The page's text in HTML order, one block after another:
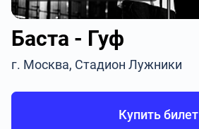
Баста - Гуф
г. Москва, Стадион Лужники
Купить билет